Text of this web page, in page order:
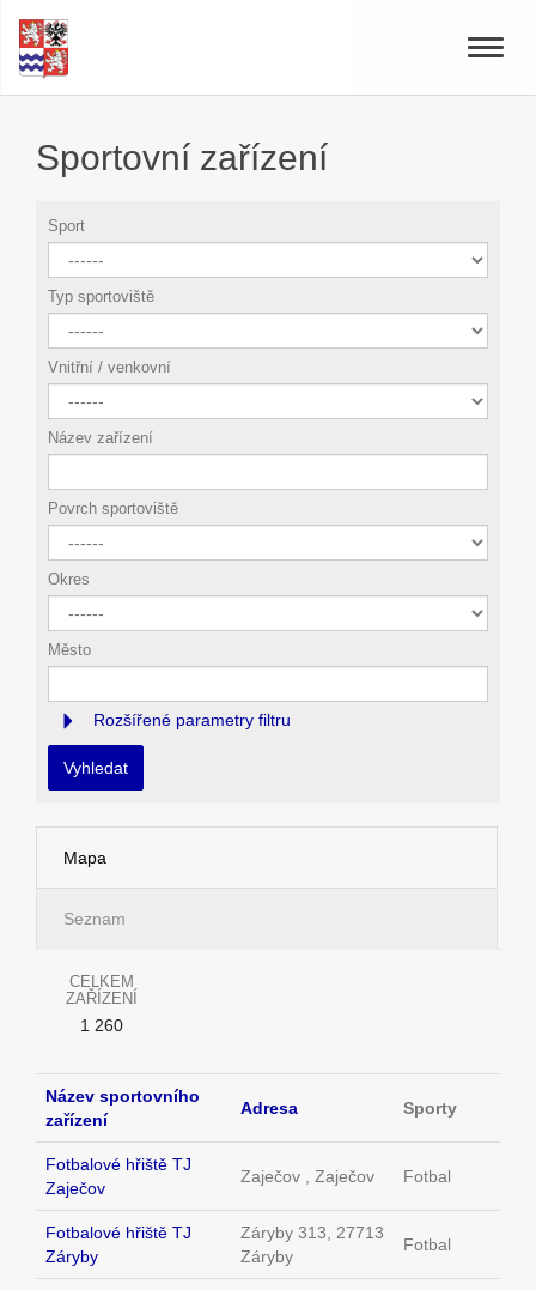
Toggle
Sportovní zařízení
Sport
Typ sportoviště
Vnitřní / venkovní
Název zařízení
Povrch sportoviště
Okres
Město
Rozšířené parametry filtru
Vyhledat
Mapa
Seznam
CELKEM
ZAŘÍZENÍ
1 260
Název sportovního
zařízení
Adresa Sporty
Fotbalové hřiště TJ
Zaječov
Zaječov , Zaječov Fotbal
Fotbalové hřiště TJ
Záryby
Záryby 313, 27713
Záryby
Fotbal